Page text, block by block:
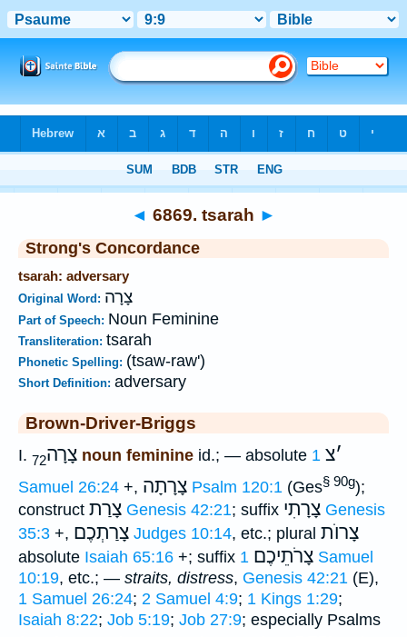
◄ 6869. tsarah ►
Strong's Concordance
tsarah: adversary
Original Word: צָרָה
Part of Speech: Noun Feminine
Transliteration: tsarah
Phonetic Spelling: (tsaw-raw')
Short Definition: adversary
Brown-Driver-Briggs
I. צָרָה72 noun feminine id.; — absolute ׳צ 1
Samuel 26:24 +, צָרָתָה Psalm 120:1 (Ges§ 90g);
construct צָרַת Genesis 42:21; suffix צָרָתִי Genesis
35:3 +, צָרַתְכֶם Judges 10:14, etc.; plural צָרוֺת
absolute Isaiah 65:16 +; suffix צָרֹתֵיכֶם 1 Samuel
10:19, etc.; — straits, distress, Genesis 42:21 (E),
1 Samuel 26:24; 2 Samuel 4:9; 1 Kings 1:29;
Isaiah 8:22; Job 5:19; Job 27:9; especially Psalms